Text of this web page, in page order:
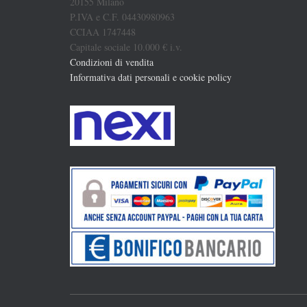
P.IVA e C.F. 04430980963
CCIAA 1747448
Capitale sociale 10.000 € i.v.
Condizioni di vendita
Informativa dati personali e cookie policy